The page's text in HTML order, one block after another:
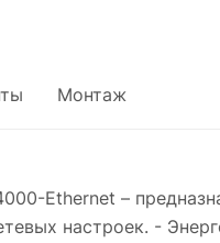
Монтаж
Ethernet –
настроек. -